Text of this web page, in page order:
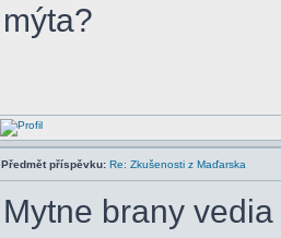
mýta?
Předmět příspěvku: Re: Zkušenosti z Maďarska
Mytne brany